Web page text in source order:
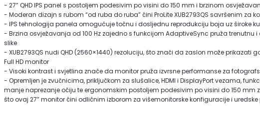
- 27” QHD IPS panel s postoljem podesivim po visini do 150 mm i brzinom
- Moderan dizajn s rubom “od ruba do ruba” čini ProLite XUB2793QS savršenim za
- IPS tehnologija panela omogućuje točnu i dosljednu reprodukciju boja uz široke
- Brzina osvježavanja od 100 Hz zajedno s funkcijom AdaptiveSync pruža trenutnu
slike
- XUB2793QS nudi QHD (2560×1440) rezoluciju, što znači da zaslon može prikazati
Full HD monitor
- Visoki kontrast i svjetlina znače da monitor pruža izvrsne performanse za
- Opremljen je zvučnicima, priključkom za slušalice, HDMI i DisplayPort vezama,
manje naprezanje očiju te ergonomskim postoljem podesivim po visini do 150 mm
što ovaj 27” monitor čini odličnim izborom za višemonitorske konfiguracije i uredske